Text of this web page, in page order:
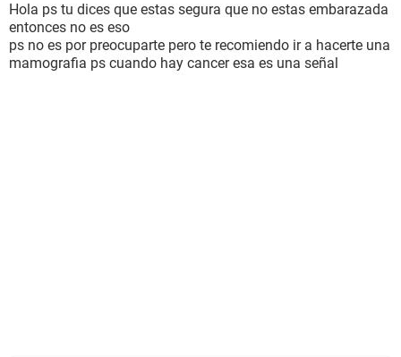
Hola ps tu dices que estas segura que no estas embarazada
entonces no es eso
ps no es por preocuparte pero te recomiendo ir a hacerte una
mamografia ps cuando hay cancer esa es una señal